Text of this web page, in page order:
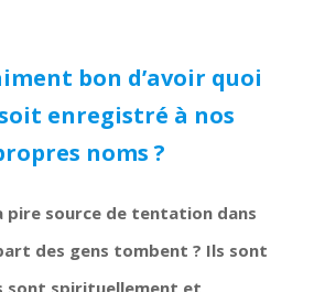
bon d’avoir quoi
enregistré à nos
noms ?
pire source de tentation dans
des gens tombent ? Ils sont